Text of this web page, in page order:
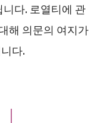
다. 로열티에 관
해 의문의 여지가
다.